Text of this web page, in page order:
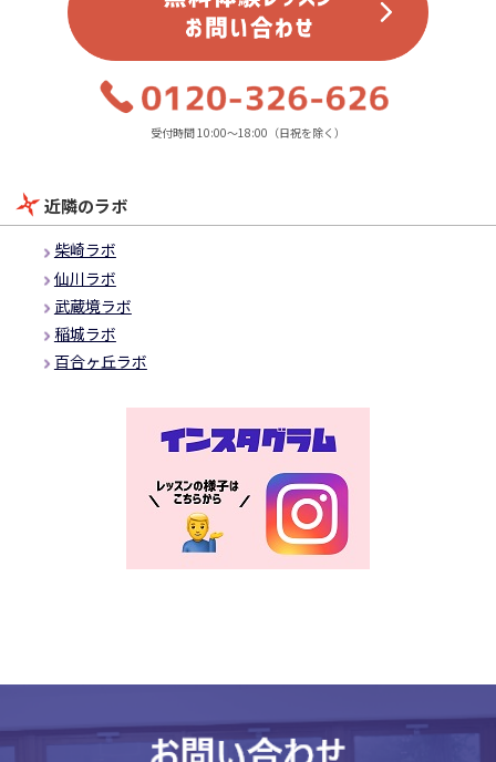
受付時間 10:00～18:00（日祝を除く）
近隣のラボ
柴崎ラボ
仙川ラボ
武蔵境ラボ
稲城ラボ
百合ヶ丘ラボ